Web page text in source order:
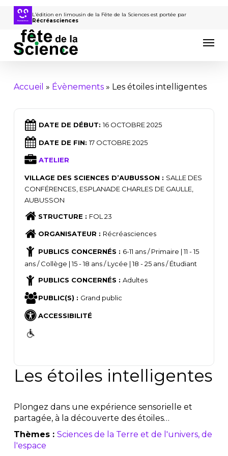
Passer
contenu
principal
L’édition en limousin de la Fête de la Sciences est portée par
Récréasciences
Accueil » Évènements» Les étoiles intelligentes
DATE DE DÉBUT:16 OCTOBRE 2025
DATE DE FIN:17 OCTOBRE 2025
ATELIER
VILLAGE DES SCIENCES D’AUBUSSON : SALLE DES
CONFÉRENCES, ESPLANADE CHARLES DE GAULLE,
AUBUSSON
STRUCTURE : FOL 23
ORGANISATEUR : Récréasciences
PUBLICS CONCERNÉS : 6-11 ans / Primaire | 11 - 15
ans / Collège | 15 - 18 ans / Lycée | 18 - 25 ans / Étudiant
PUBLICS CONCERNÉS : Adultes
PUBLIC(S) : Grand public
ACCESSIBILITÉ
Les étoiles intelligentes
Plongez dans une expérience sensorielle et
partagée, à la découverte des étoiles…
Thèmes : Sciences de la Terre et de l'univers, de
l'espace